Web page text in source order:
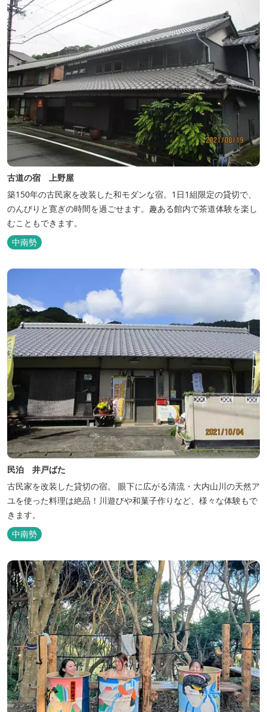
古道の宿 上野屋
築150年の古民家を改装した和モダンな宿。1日1組限定の貸切で、
のんびりと寛ぎの時間を過ごせます。趣ある館内で茶道体験を楽し
むこともできます。
中南勢
民泊 井戸ばた
古民家を改装した貸切の宿。 眼下に広がる清流・大内山川の天然ア
ユを使った料理は絶品！川遊びや和菓子作りなど、様々な体験もで
きます。
中南勢